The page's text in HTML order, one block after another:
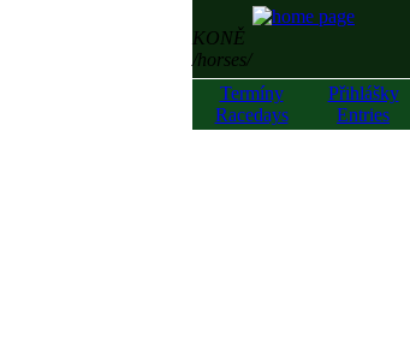
KONĚ
/horses/
Termíny
Racedays
Přihlášky
Entries